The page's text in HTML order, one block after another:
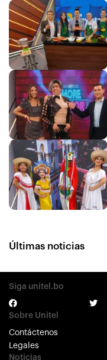
Últimas noticias
Siga unitel.bo
Sobre Unitel
Contáctenos
Legales
Noticias